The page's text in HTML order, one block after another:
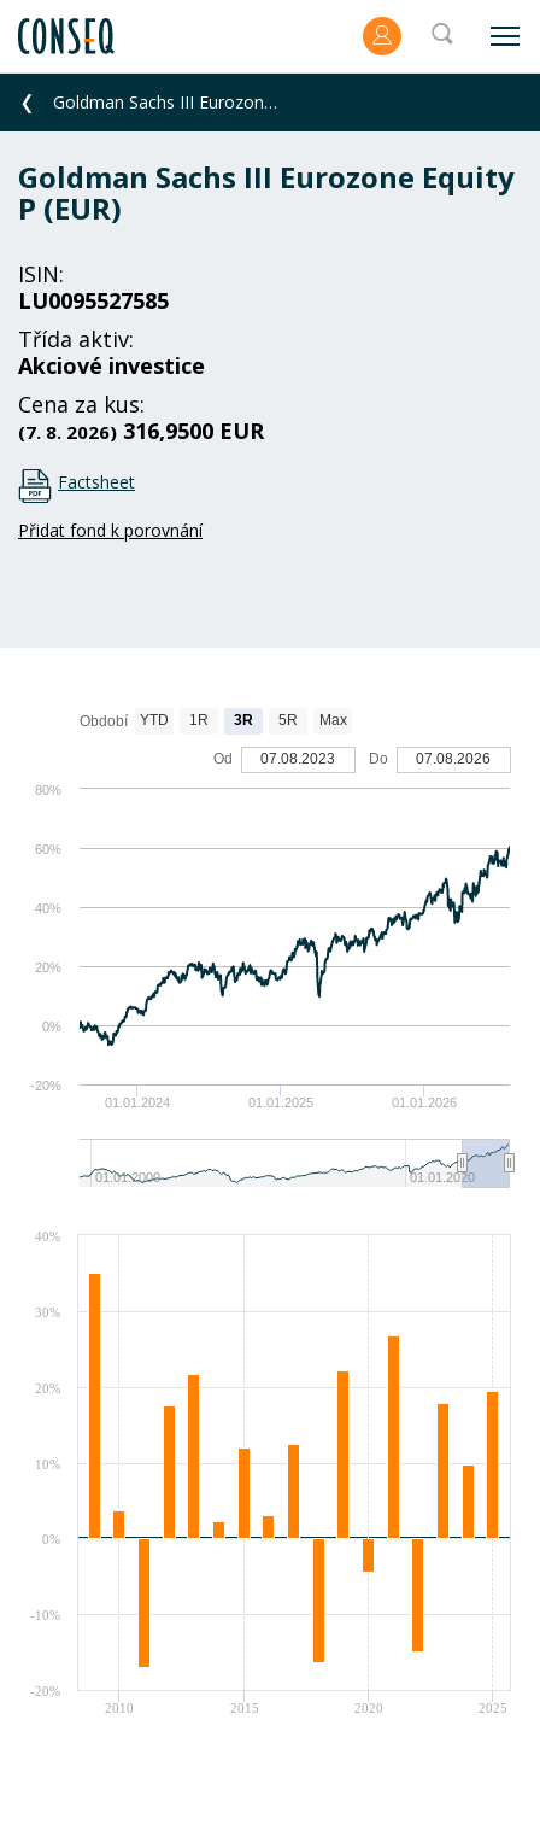
Goldman Sachs III Eurozone Equity P (EUR)
Goldman Sachs III Eurozone Equity
P (EUR)
ISIN:
LU0095527585
Třída aktiv:
Akciové investice
Cena za kus:
(7. 8. 2026) 316,9500 EUR
Factsheet
Přidat fond k porovnání
01.01.2024 01.01.2025 01.01.2026
01.01.2000 01.01.2020
0%
20%
40%
60%
-20%
80%
Období YTD 1R 3R 5R Max
Od 07.08.2023 Do 07.08.2026
2010 2015 2020 2025
-20%
-10%
0%
10%
20%
30%
40%